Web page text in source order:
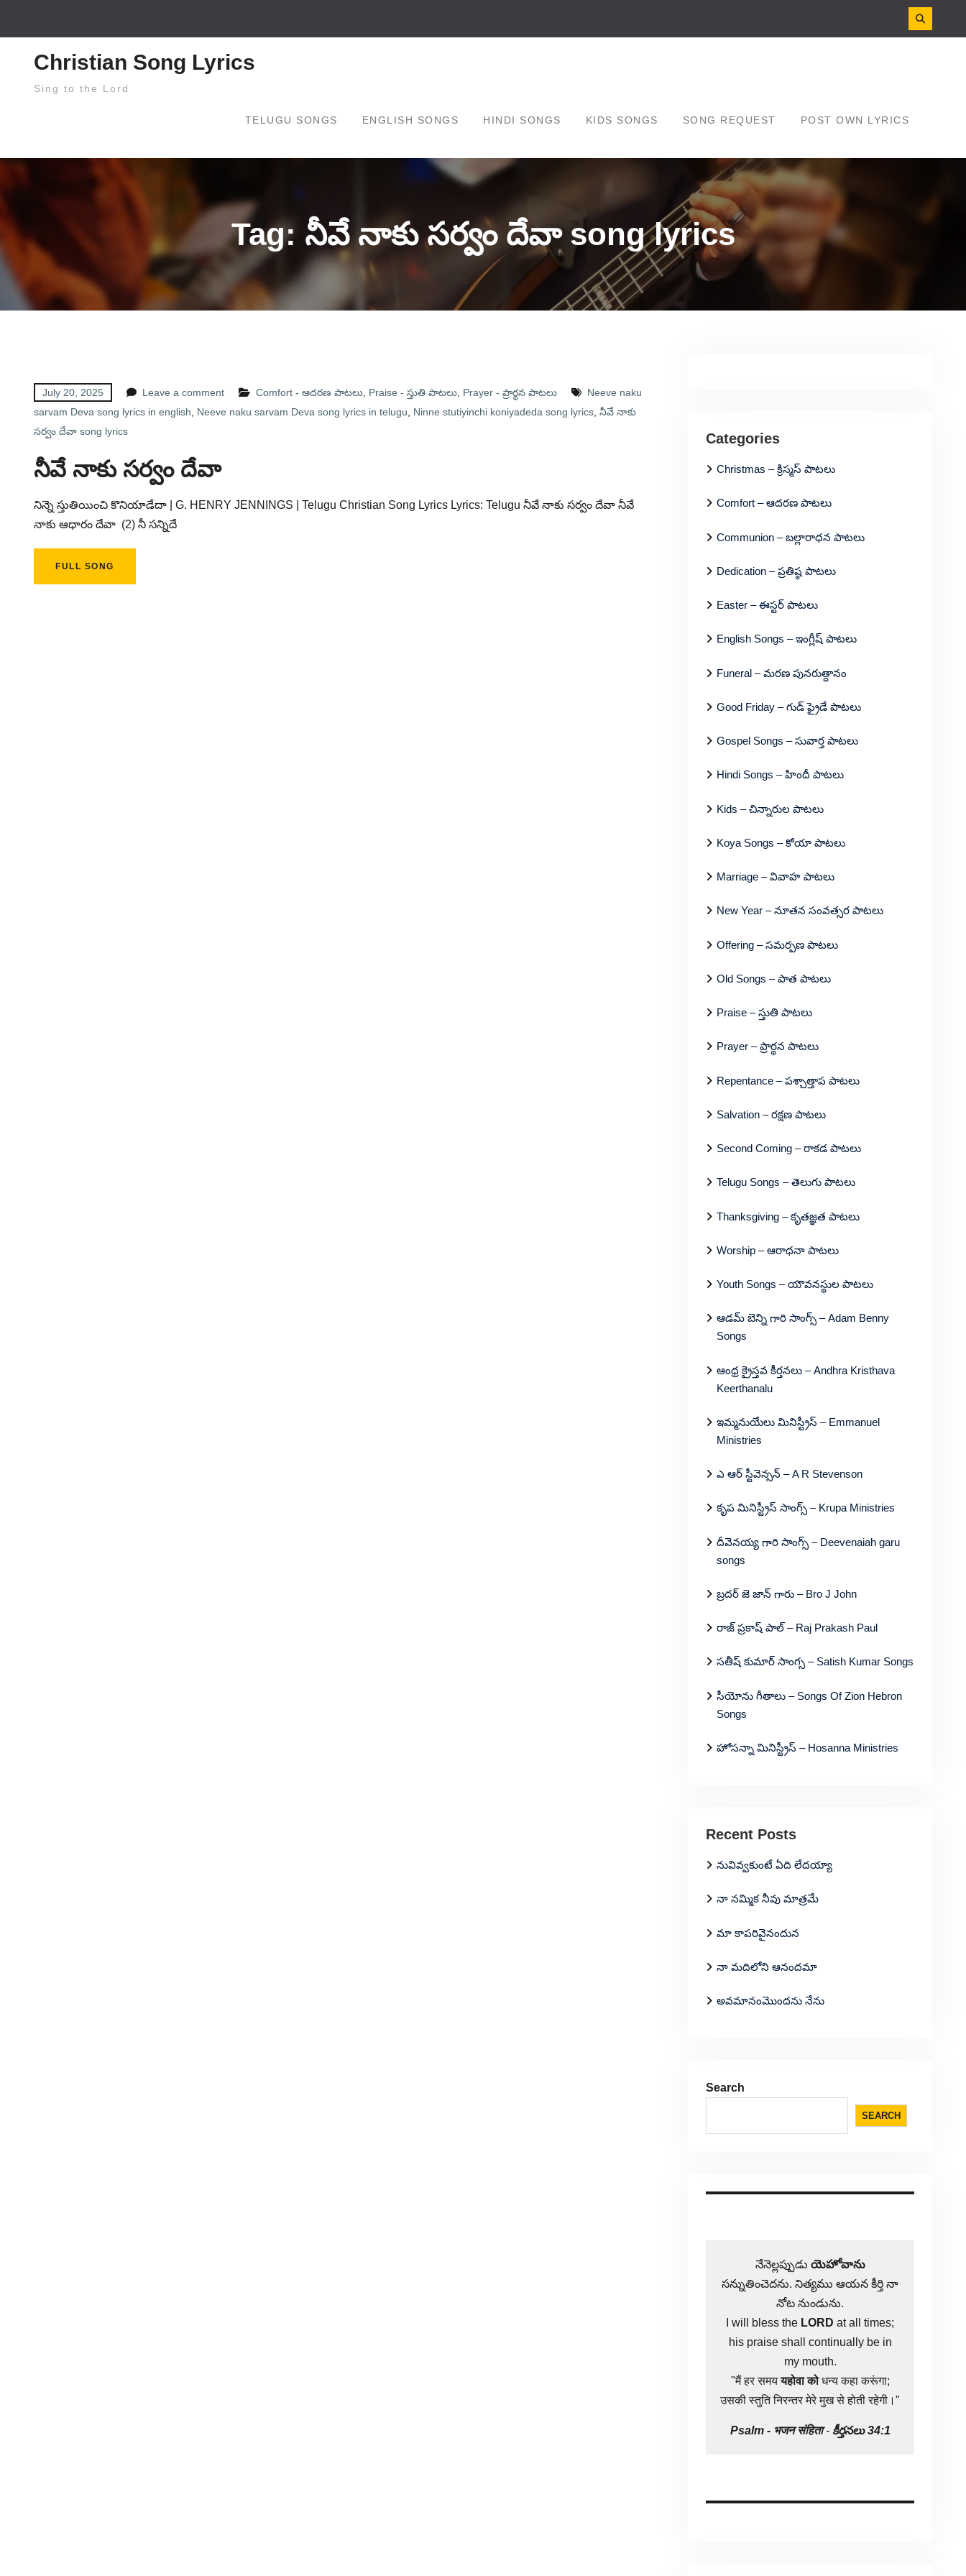
Christian Song Lyrics
Sing to the Lord
TELUGU SONGS ENGLISH SONGS HINDI SONGS KIDS SONGS SONG REQUEST POST OWN LYRICS
Tag: నీవే నాకు సర్వం దేవా song lyrics
July 20, 2025 Leave a comment Comfort - ఆదరణ పాటలు Praise - స్తుతి పాటలు Prayer - ప్రార్థన పాటలు
Neeve naku
sarvam Deva song lyrics in english
Neeve naku sarvam Deva song lyrics in telugu Ninne stutiyinchi koniyadeda song lyrics నీవే నాకు
సర్వం దేవా song lyrics
నీవే నాకు సర్వం దేవా
నిన్నె స్తుతియించి కొనియాడేదా | G. HENRY JENNINGS | Telugu Christian Song Lyrics Lyrics: Telugu నీవే నాకు సర్వం దేవా నీవే
నాకు ఆధారం దేవా (2) నీ సన్నిదే
FULL SONG
Categories
Christmas – క్రిస్మస్ పాటలు
Comfort – ఆదరణ పాటలు
Communion – బల్లారాధన పాటలు
Dedication – ప్రతిష్ఠ పాటలు
Easter – ఈస్టర్ పాటలు
English Songs – ఇంగ్లీష్ పాటలు
Funeral – మరణ పునరుత్దానం
Good Friday – గుడ్ ఫ్రైడే పాటలు
Gospel Songs – సువార్త పాటలు
Hindi Songs – హిందీ పాటలు
Kids – చిన్నారుల పాటలు
Koya Songs – కోయా పాటలు
Marriage – వివాహ పాటలు
New Year – నూతన సంవత్సర పాటలు
Offering – సమర్పణ పాటలు
Old Songs – పాత పాటలు
Praise – స్తుతి పాటలు
Prayer – ప్రార్థన పాటలు
Repentance – పశ్చాత్తాప పాటలు
Salvation – రక్షణ పాటలు
Second Coming – రాకడ పాటలు
Telugu Songs – తెలుగు పాటలు
Thanksgiving – కృతజ్ఞత పాటలు
Worship – ఆరాధనా పాటలు
Youth Songs – యౌవనస్థుల పాటలు
ఆడమ్ బెన్ని గారి సాంగ్స్ – Adam Benny
Songs
ఆంధ్ర క్రైస్తవ కీర్తనలు – Andhra Kristhava
Keerthanalu
ఇమ్మనుయేలు మినిస్ట్రీస్ – Emmanuel
Ministries
ఎ ఆర్ స్టీవెన్సన్ – A R Stevenson
కృప మినిస్ట్రీస్ సాంగ్స్ – Krupa Ministries
దీవెనయ్య గారి సాంగ్స్ – Deevenaiah garu
songs
బ్రదర్ జె జాన్ గారు – Bro J John
రాజ్ ప్రకాష్ పాల్ – Raj Prakash Paul
సతీష్ కుమార్ సాంగ్స – Satish Kumar Songs
సీయోను గీతాలు – Songs Of Zion Hebron
Songs
హోసన్నా మినిస్ట్రీస్ – Hosanna Ministries
Recent Posts
నువివ్వకుంటే ఏది లేదయ్యా
నా నమ్మిక నీవు మాత్రమే
మా కాపరివైనందున
నా మదిలోని ఆనందమా
అవమానంమొందను నేను
Search
SEARCH
నేనెల్లప్పుడు యెహోవాను
సన్నుతించెదను. నిత్యము ఆయన కీర్తి నా
నోట నుండును.
I will bless the LORD at all times;
his praise shall continually be in
my mouth.
"मैं हर समययहोवा कोधन्य कहा करूंगा;
उसकी स्तुति निरन्तर मेरे मुख से होती रहेगी।"
Psalm - भजन संहिता- కీర్తనలు 34:1